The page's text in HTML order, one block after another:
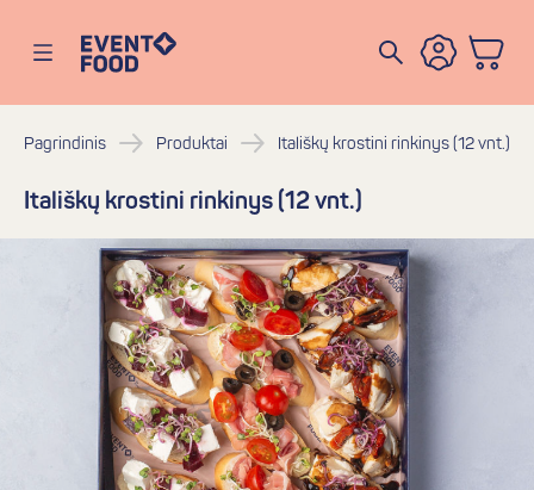
Atidaryti meniu
Eventofood
Pagrindinis Produktai Itališkų krostini rinkinys (12 vnt.)
Itališkų krostini rinkinys (12 vnt.)